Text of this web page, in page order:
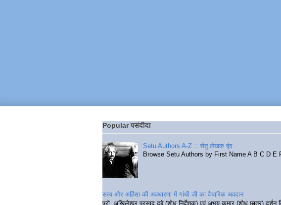
Popular पसंदीदा
Setu Authors A-Z :: सेतु लेखक वृंद
Browse Setu Authors by First Name A B C D
सत्य और अहिंसा की अवधारणा में गांधी जी का वैचारिक अवदान
प्रो. अखिलेश्वर प्रसाद दुबे (शोध निर्देशक) एवं अभय कुमार (शोध छात्र) दर्शन